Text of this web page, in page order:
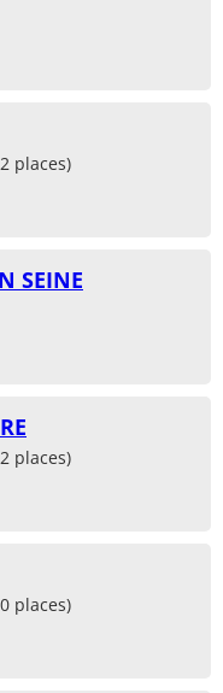
places)
SEINE
places)
places)